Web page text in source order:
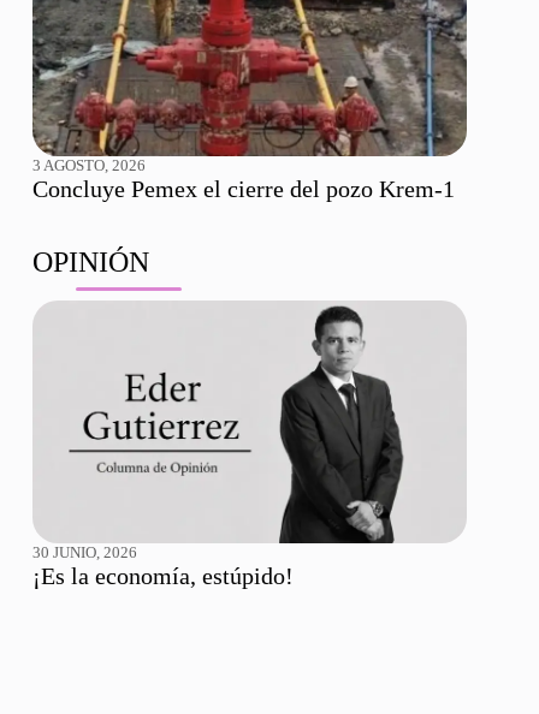
3 AGOSTO, 2026
Concluye Pemex el cierre del pozo Krem-1
OPINIÓN
30 JUNIO, 2026
¡Es la economía, estúpido!